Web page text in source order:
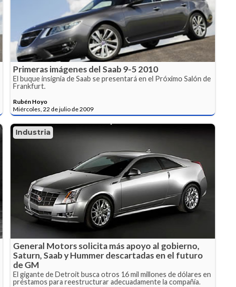
Primeras imágenes del Saab 9-5 2010
El buque insignia de Saab se presentará en el Próximo Salón de
Frankfurt.
Rubén Hoyo
Miércoles, 22 de julio de 2009
Industria
General Motors solicita más apoyo al gobierno,
Saturn, Saab y Hummer descartadas en el futuro
de GM
El gigante de Detroit busca otros 16 mil millones de dólares en
préstamos para reestructurar adecuadamente la compañía.